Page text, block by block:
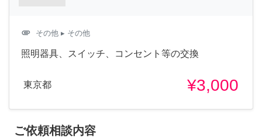
attachment その他 ▸ その他
照明器具、スイッチ、コンセント等の交換
東京都 ¥3,000
ご依頼相談内容